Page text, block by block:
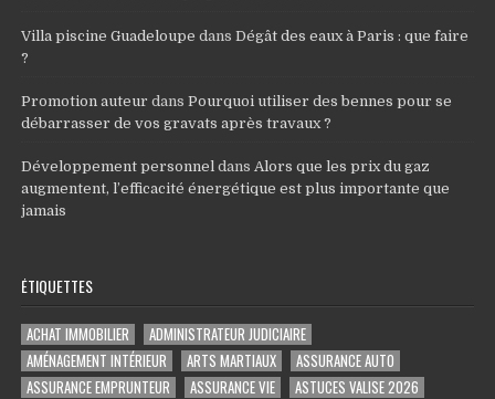
Villa piscine Guadeloupe dansDégât des eaux à Paris : que faire
?
Promotion auteur dansPourquoi utiliser des bennes pour se
débarrasser de vos gravats après travaux ?
Développement personnel dans Alors que les prix du gaz
augmentent, l’efficacité énergétique est plus importante que
jamais
ÉTIQUETTES
ACHAT IMMOBILIER
ADMINISTRATEUR JUDICIAIRE
AMÉNAGEMENT INTÉRIEUR
ARTS MARTIAUX
ASSURANCE AUTO
ASSURANCE EMPRUNTEUR
ASSURANCE VIE
ASTUCES VALISE 2026